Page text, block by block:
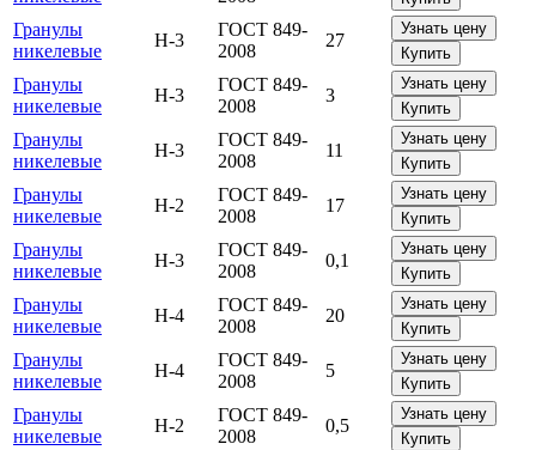
Гранулы
никелевые
Н-3
ГОСТ 849-
2008
27
Узнать цену
Купить
Гранулы
никелевые
Н-3
ГОСТ 849-
2008
3
Узнать цену
Купить
Гранулы
никелевые
Н-3
ГОСТ 849-
2008
11
Узнать цену
Купить
Гранулы
никелевые
Н-2
ГОСТ 849-
2008
17
Узнать цену
Купить
Гранулы
никелевые
Н-3
ГОСТ 849-
2008
0,1
Узнать цену
Купить
Гранулы
никелевые
Н-4
ГОСТ 849-
2008
20
Узнать цену
Купить
Гранулы
никелевые
Н-4
ГОСТ 849-
2008
5
Узнать цену
Купить
Гранулы
никелевые
Н-2
ГОСТ 849-
2008
0,5
Узнать цену
Купить